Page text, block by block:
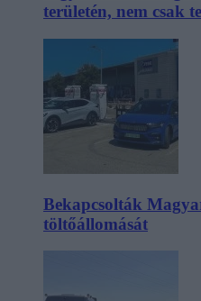
területén, nem csak
Bekapcsolták
töltőállomását